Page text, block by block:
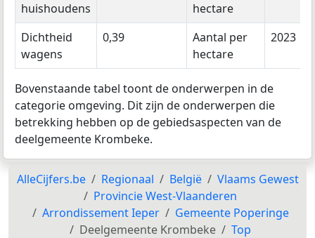
huishoudens
hectare
Dichtheid
wagens
0,39
Aantal per
hectare
2023
Bovenstaande tabel toont de onderwerpen in de
categorie omgeving. Dit zijn de onderwerpen die
betrekking hebben op de gebiedsaspecten van de
deelgemeente Krombeke.
AlleCijfers.be Regionaal België
Vlaams Gewest
Provincie West-Vlaanderen
Arrondissement Ieper
Gemeente Poperinge
Deelgemeente Krombeke
Top